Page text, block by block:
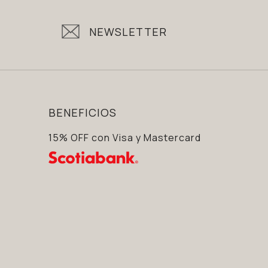
NEWSLETTER
BENEFICIOS
15% OFF con Visa y Mastercard